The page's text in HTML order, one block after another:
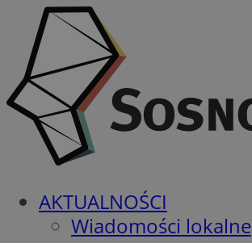
AKTUALNOŚCI
Wiadomości lokalne